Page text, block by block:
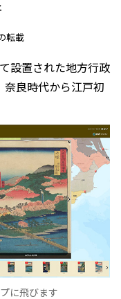
転載
設置された地方行政
奈良時代から江戸初
に飛びます